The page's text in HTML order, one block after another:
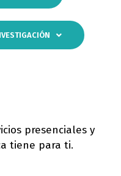
presenciales y
tiene para ti.